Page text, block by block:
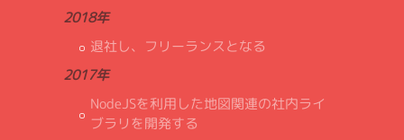
2018年
退社し、フリーランスとなる
2017年
NodeJSを利用した地図関連の社内ライ
ブラリを開発する